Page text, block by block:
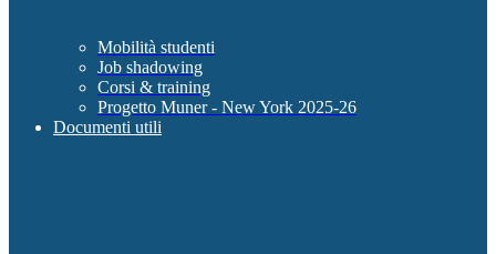
Mobilità studenti
Job shadowing
Corsi & training
Progetto Muner - New York 2025-26
Documenti utili